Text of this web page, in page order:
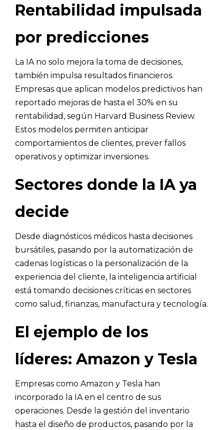
Rentabilidad impulsada
por predicciones
La IA no solo mejora la toma de decisiones,
también impulsa resultados financieros.
Empresas que aplican modelos predictivos han
reportado mejoras de hasta el 30% en su
rentabilidad, según Harvard Business Review.
Estos modelos permiten anticipar
comportamientos de clientes, prever fallos
operativos y optimizar inversiones.
Sectores donde la IA ya
decide
Desde diagnósticos médicos hasta decisiones
bursátiles, pasando por la automatización de
cadenas logísticas o la personalización de la
experiencia del cliente, la inteligencia artificial
está tomando decisiones críticas en sectores
como salud, finanzas, manufactura y tecnología.
El ejemplo de los
líderes: Amazon y Tesla
Empresas como Amazon y Tesla han
incorporado la IA en el centro de sus
operaciones. Desde la gestión del inventario
hasta el diseño de productos, pasando por la